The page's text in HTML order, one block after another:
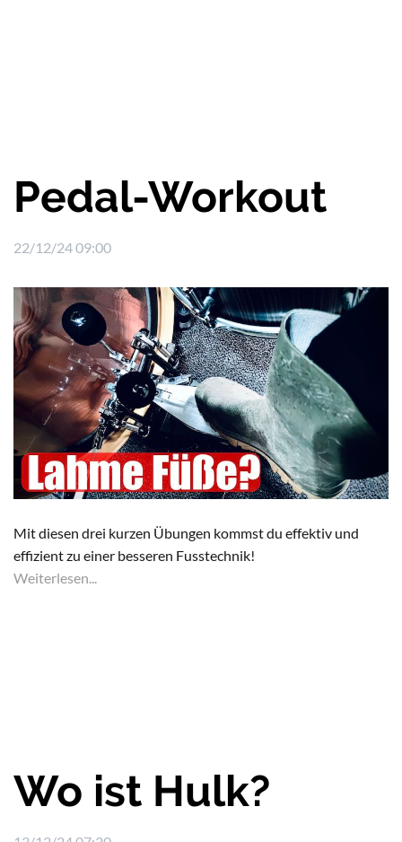
Pedal-Workout
22/12/24 09:00
Mit diesen drei kurzen Übungen kommst du effektiv und
effizient zu einer besseren Fusstechnik!
Weiterlesen...
Wo ist Hulk?